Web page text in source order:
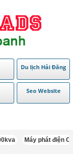
Du lịch Hải Đăng
Seo Website
Máy phát điện